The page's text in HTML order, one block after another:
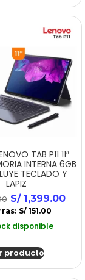
TAB P11 11″
INTERNA 6GB
TECLADO Y
LAPIZ
S/1,399.00
S/151.00
disponible
producto